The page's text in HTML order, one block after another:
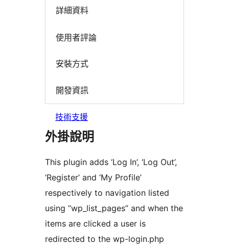
詳細資料
使用者評論
安裝方式
開發資訊
技術支援
外掛說明
This plugin adds ‘Log In’, ‘Log Out’,
‘Register’ and ‘My Profile’
respectively to navigation listed
using “wp_list_pages” and when the
items are clicked a user is
redirected to the wp-login.php